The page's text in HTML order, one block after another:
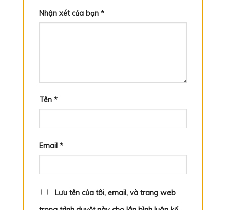
Nhận xét của bạn *
Tên *
Email *
Lưu tên của tôi, email, và trang web